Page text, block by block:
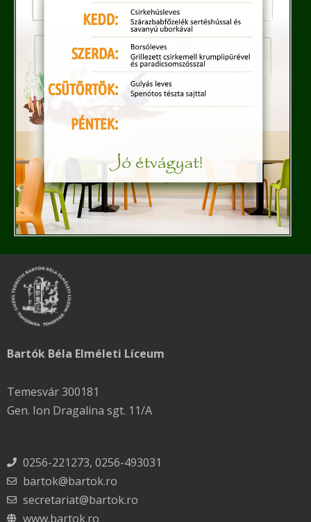
Bartók Béla Elméleti Líceum
Temesvár 300181
Gen. Ion Dragalina sgt. 11/A
0256-221273, 0256-493031
bartok@bartok.ro
secretariat@bartok.ro
www.bartok.ro